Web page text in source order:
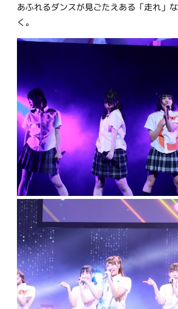
あふれるダンスが見ごたえある「走れ」
く。